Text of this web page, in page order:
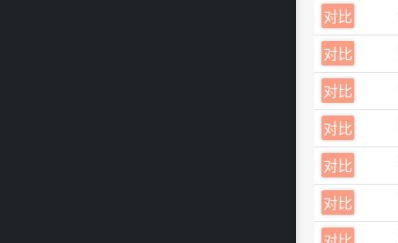
对比
对比
对比
对比
对比
对比